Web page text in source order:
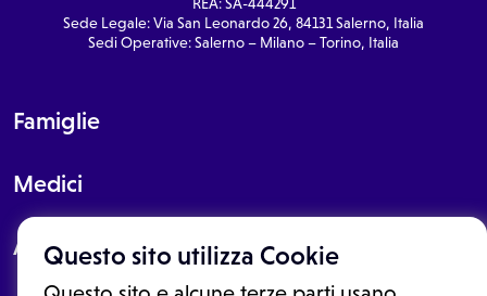
Questo sito utilizza Cookie
Sede Legale: Via San Leonardo 26, 84131 Salerno, Italia
Sedi Operative: Salerno – Milano – Torino, Italia
Famiglie
Medici
About